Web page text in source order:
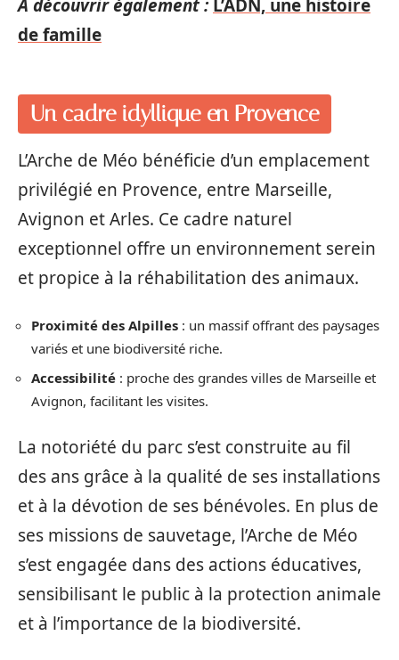
A découvrir également : L’ADN, une histoire
de famille
Un cadre idyllique en Provence
L’Arche de Méo bénéficie d’un emplacement
privilégié en Provence, entre Marseille,
Avignon et Arles. Ce cadre naturel
exceptionnel offre un environnement serein
et propice à la réhabilitation des animaux.
Proximité des Alpilles : un massif offrant des paysages
variés et une biodiversité riche.
Accessibilité : proche des grandes villes de Marseille et
Avignon, facilitant les visites.
La notoriété du parc s’est construite au fil
des ans grâce à la qualité de ses installations
et à la dévotion de ses bénévoles. En plus de
ses missions de sauvetage, l’Arche de Méo
s’est engagée dans des actions éducatives,
sensibilisant le public à la protection animale
et à l’importance de la biodiversité.